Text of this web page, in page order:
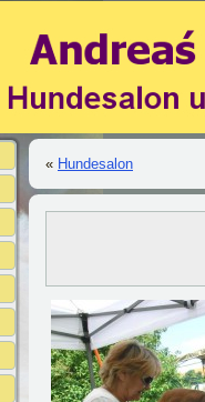
« Hundesalon